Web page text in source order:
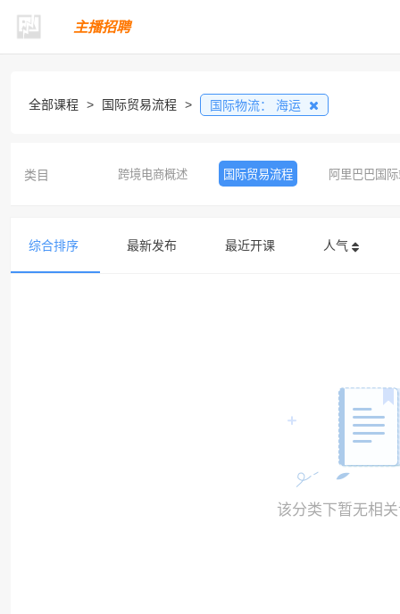
主播招聘
全部课程 > 国际贸易流程 > 国际物流： 海运
类目 跨境电商概述 国际贸易流程 阿里巴巴国
综合排序 最新发布 最近开课 人气
该分类下暂无相